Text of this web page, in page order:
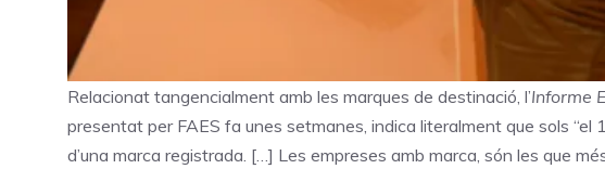
Relacionat tangencialment amb les marques de destinació, l’Informe
presentat per FAES fa unes setmanes, indica literalment que sols
d’una marca registrada. […] Les empreses amb marca, són les que